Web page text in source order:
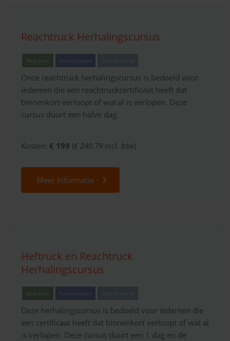
Reachtruck Herhalingscursus
Bedrijven Particulieren
Onze reachtruck herhalingscursus is bedoeld voor
iedereen die een reachtruckcertificaat heeft dat
binnenkort verloopt of wat al is verlopen. Deze
cursus duurt een halve dag.
Kosten: € 199 (€ 240.79 incl. btw)
Meer Informatie
Heftruck en Reachtruck
Herhalingscursus
Bedrijven Particulieren
Deze herhalingscursus is bedoeld voor iedereen die
een certificaat heeft dat binnenkort verloopt of wat al
is verlopen. Deze cursus duurt een 1 dag en de